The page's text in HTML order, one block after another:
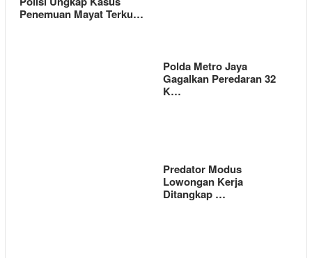
Penemuan Mayat Terku…
Polda Metro Jaya
Gagalkan Peredaran 32
K…
Predator Modus
Lowongan Kerja
Ditangkap …